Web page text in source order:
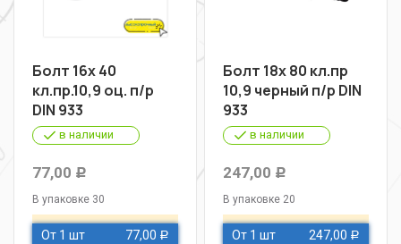
Болт 16х 40
кл.пр.10,9 оц. п/р
DIN 933
в наличии
77,00 Р
В упаковке 30
От 1 шт 77,00 Р
Болт 18х 80 кл.пр
10,9 черный п/р DIN
933
в наличии
247,00 Р
В упаковке 20
От 1 шт 247,00 Р